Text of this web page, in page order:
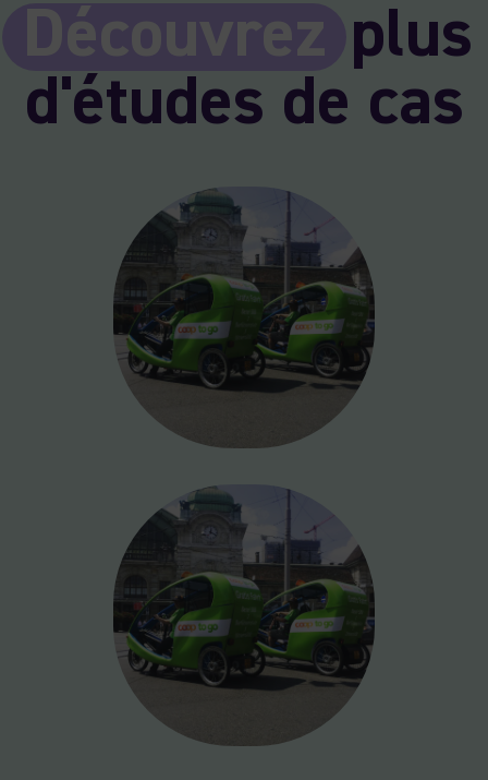
Découvrezplus
d'études de cas